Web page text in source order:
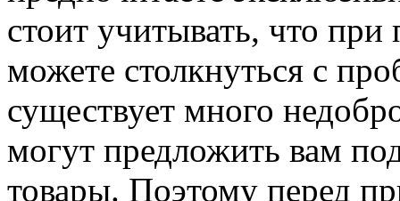
стоит учитывать, что
можете столкнуться с
существует много
могут предложить вам
товары. Поэтому перед